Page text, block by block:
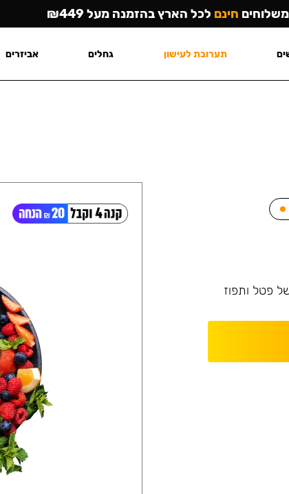
פטל ותפוז
משלוחים חינם לכל הארץ בהזמנה מעל ₪449
תערובת לעישון גחלים אביזרים